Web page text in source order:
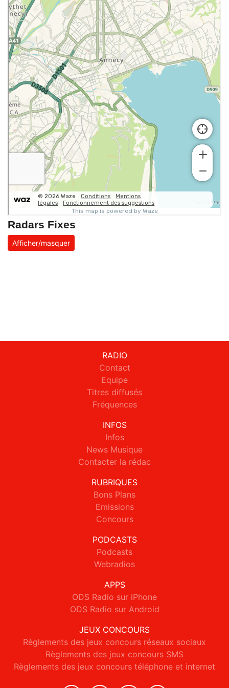
Radars Fixes
Afficher/masquer
RADIO
Contact
Equipe
Titres diffusés
Fréquences
INFOS
Infos
News Musique
Contacter la rédac
RUBRIQUES
Bons Plans
Emissions
Concours
PODCASTS
Podcasts
Webradios
APPS
ODS Radio sur iPhone
ODS Radio sur Android
JEUX CONCOURS
Règlements des jeux concours réseaux sociaux
Règlements des jeux concours SMS
Règlements des jeux concours téléphone et internet